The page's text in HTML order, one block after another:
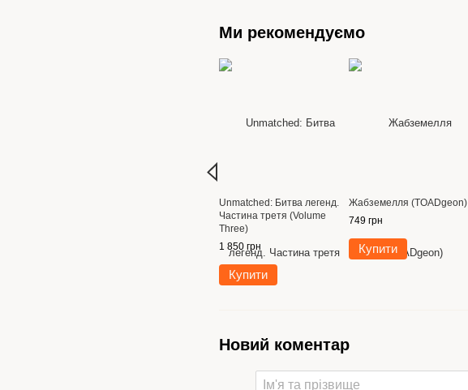
Ми рекомендуємо
Unmatched: Битва легенд.
Частина третя (Volume
Three)
1 850 грн
Купити
Жабземелля (TOADgeon)
749 грн
Купити
Новий коментар